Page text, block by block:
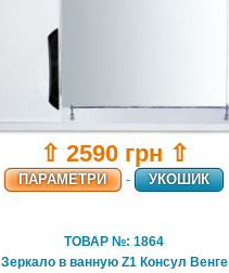
⇧ 2590 грн ⇧
ПАРАМЕТРИ - УКОШИК
ТОВАР №: 1864
Зеркало в ванную Z1 Консул Венге